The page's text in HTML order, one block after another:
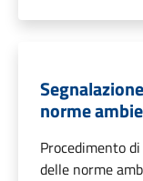
norme
Procedimento
delle norme